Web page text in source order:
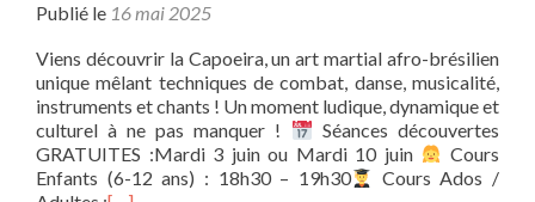
Publié le 16 mai 2025
Viens découvrir la Capoeira, un art martial afro-brésilien
unique mêlant techniques de combat, danse, musicalité,
instruments et chants ! Un moment ludique, dynamique et
culturel à ne pas manquer !
Séances découvertes
GRATUITES :Mardi 3 juin ou Mardi 10 juin
Cours
Enfants (6-12 ans) : 18h30 – 19h30
Cours Ados /